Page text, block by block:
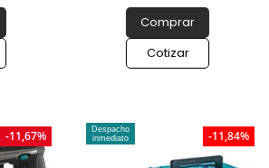
Comprar
Cotizar
-11,67%
Despacho
inmediato
-11,84%